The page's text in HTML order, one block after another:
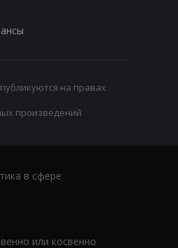
на правах
произведений
в сфере
или косвенно